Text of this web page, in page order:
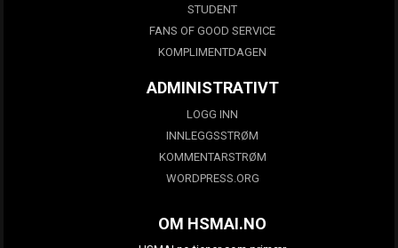
STUDENT
FANS OF GOOD SERVICE
KOMPLIMENTDAGEN
ADMINISTRATIVT
LOGG INN
INNLEGGSSTRØM
KOMMENTARSTRØM
WORDPRESS.ORG
OM HSMAI.NO